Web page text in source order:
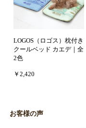
LOGOS（ロゴス）枕付き
クールベッド カエデ｜全
2色
￥2,420
お客様の声